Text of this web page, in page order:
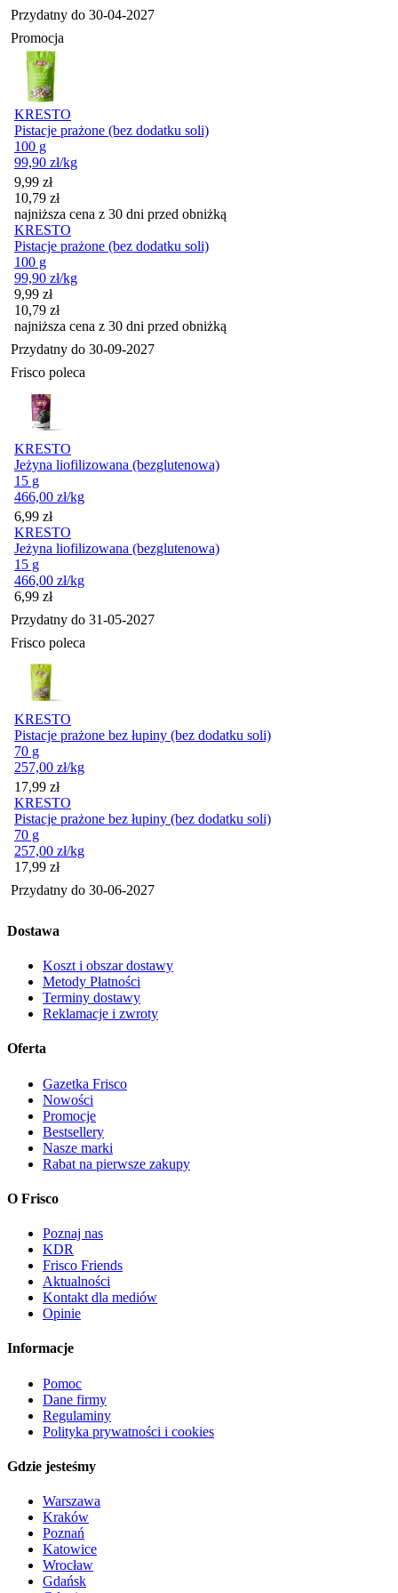
Przydatny do 30-04-2027
Promocja
KRESTO
Pistacje prażone (bez dodatku soli)
100 g
99,90 zł/kg
Cena promocyjna
9,99 zł
10,79 zł
najniższa cena z 30 dni przed obniżką
KRESTO
Pistacje prażone (bez dodatku soli)
100 g
99,90 zł/kg
Cena promocyjna
9,99 zł
10,79 zł
najniższa cena z 30 dni przed obniżką
Przydatny do 30-09-2027
Frisco poleca
KRESTO
Jeżyna liofilizowana (bezglutenowa)
15 g
466,00 zł/kg
Cena
6,99 zł
KRESTO
Jeżyna liofilizowana (bezglutenowa)
15 g
466,00 zł/kg
Cena
6,99 zł
Przydatny do 31-05-2027
Frisco poleca
KRESTO
Pistacje prażone bez łupiny (bez dodatku soli)
70 g
257,00 zł/kg
Cena
17,99 zł
KRESTO
Pistacje prażone bez łupiny (bez dodatku soli)
70 g
257,00 zł/kg
Cena
17,99 zł
Przydatny do 30-06-2027
Dostawa
Koszt i obszar dostawy
Metody Płatności
Terminy dostawy
Reklamacje i zwroty
Oferta
Gazetka Frisco
Nowości
Promocje
Bestsellery
Nasze marki
Rabat na pierwsze zakupy
O Frisco
Poznaj nas
KDR
Frisco Friends
Aktualności
Kontakt dla mediów
Opinie
Informacje
Pomoc
Dane firmy
Regulaminy
Polityka prywatności i cookies
Gdzie jesteśmy
Warszawa
Kraków
Poznań
Katowice
Wrocław
Gdańsk